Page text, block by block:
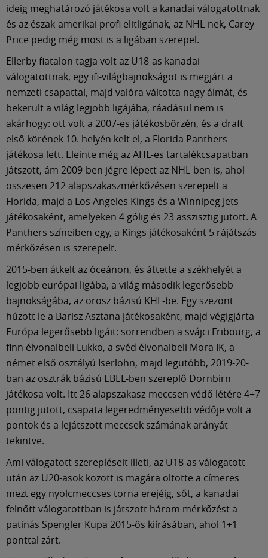
ideig meghatározó játékosa volt a kanadai válogatottnak
és az észak-amerikai profi elitligának, az NHL-nek, Carey
Price pedig még most is a ligában szerepel.
Ellerby fiatalon tagja volt az U18-as kanadai
válogatottnak, egy ifi-világbajnokságot is megjárt a
nemzeti csapattal, majd valóra váltotta nagy álmát, és
bekerült a világ legjobb ligájába, ráadásul nem is
akárhogy: ott volt a 2007-es játékosbörzén, és a draft
első körének 10. helyén kelt el, a Florida Panthers
játékosa lett. Eleinte még az AHL-es tartalékcsapatban
játszott, ám 2009-ben jégre lépett az NHL-ben is, ahol
összesen 212 alapszakaszmérkőzésen szerepelt a
Florida, majd a Los Angeles Kings és a Winnipeg Jets
játékosaként, amelyeken 4 gólig és 23 asszisztig jutott. A
Panthers színeiben egy, a Kings játékosaként 5 rájátszás-
mérkőzésen is szerepelt.
2015-ben átkelt az óceánon, és áttette a székhelyét a
legjobb európai ligába, a világ második legerősebb
bajnokságába, az orosz bázisú KHL-be. Egy szezont
húzott le a Barisz Asztana játékosaként, majd végigjárta
Európa legerősebb ligáit: sorrendben a svájci Fribourg, a
finn élvonalbeli Lukko, a svéd élvonalbeli Mora IK, a
német első osztályú Iserlohn, majd legutóbb, 2019-20-
ban az osztrák bázisú EBEL-ben szereplő Dornbirn
játékosa volt. Itt 26 alapszakasz-meccsen védő létére 4+7
pontig jutott, csapata legeredményesebb védője volt a
pontok és a lejátszott meccsek számának arányát
tekintve.
Ami válogatott szerepléseit illeti, az U18-as válogatott
után az U20-asok között is magára öltötte a címeres
mezt egy nyolcmeccses torna erejéig, sőt, a kanadai
felnőtt válogatottban is játszott három mérkőzést a
patinás Spengler Kupa 2015-ös kiírásában, ahol 1+1
ponttal zárt.